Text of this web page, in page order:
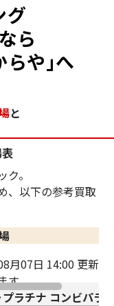
グ
ら
らや｣へ
と
。
、以下の参考買取
月07日 14:00 更新
す。
プラチナ コンビパラ